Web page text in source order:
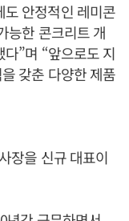
안정적인 레미콘
능한 콘크리트 개
”며 “앞으로도 지
갖춘 다양한 제품
장을 신규 대표이